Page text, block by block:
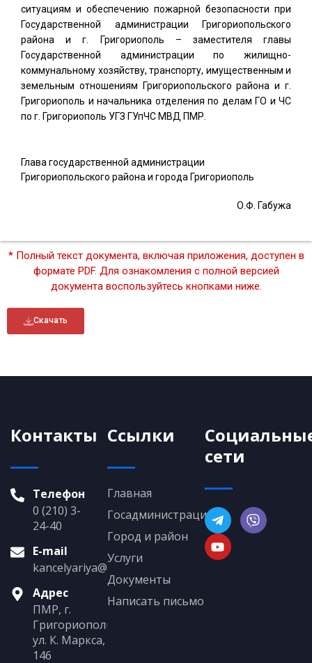
ситуациям и обеспечению пожарной безопасности при
Государственной администрации Григориопольского
района и г. Григориополь – заместителя главы
Государственной администрации по жилищно-
коммунальному хозяйству, транспорту, имущественным и
земельным отношениям Григориопольского района и г.
Григориополь и начальника отделения по делам ГО и ЧС
по г. Григориополь УГЗ ГУпЧС МВД ПМР.
Глава государственной администрации
Григориопольского района и города Григориополь
О.Ф. Габужа
* Полный текст документа, включая приложения, доступен в
формате PDF. Для ознакомления с полной версией
документа воспользуйтесь кнопками ниже.
Скачать
Контакты
Телефон
0 (210) 3-
24-40
E-mail
kancelyariya@grigoriopol.gospmr.org
Адрес
ПМР, г.
Григориополь,
ул. К. Маркса,
146
Ссылки
Главная
Госадминистрация
Город и район
Услуги
Документы
Написать письмо
сети